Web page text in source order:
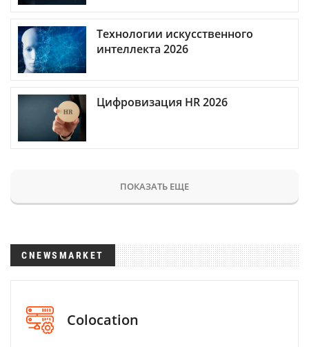
Технологии искусственного
интеллекта 2026
Цифровизация HR 2026
ПОКАЗАТЬ ЕЩЕ
CNEWSMARKET
Colocation